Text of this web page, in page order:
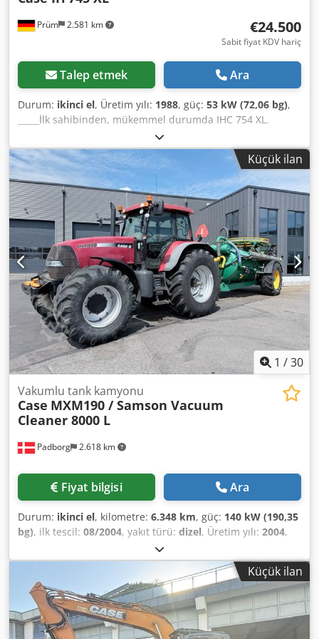
Prüm 2.581 km €24.500
Sabit fiyat KDV hariç
Talep etmek Ara
Durum: ikinci el, Üretim yılı: 1988, güç: 53 kW (72,06 bg),
_____İlk sahibinden, mükemmel durumda IHC 754 XL.
Çalışma saati: yaklaşık 8.600 Yapım yılı: 1988 Ön güç
kaldırma mekanizması Ön PTO (güç aktarma organı) 30
km/saat hızında vites kutusu Fiyat: 24.500,00 Euro (KDV
hariç) Depolama yeri: belirtilmemiş Djdpfjzdmutex Ahtokr
Küçük ilan
1 /30
Padborg 2.618 km
Vakumlu tank kamyonu
Case MXM190 / Samson Vacuum
Cleaner 8000 L
Fiyat bilgisi Ara
Durum: ikinci el, kilometre: 6.348 km, güç: 140 kW (190,35
bg), ilk tescil: 08/2004, yakıt türü: dizel, Üretim yılı: 2004,
Üretici: Case Model: MXM190 / Samson Vakum Tanker 8000
L Yıl: 2004 Durum: İyi Seri No: ACM231045 Ref. no: 8084
Kayıt tarihi: BG: 190 Çalışma saati: 6348 Şanzıman: Tam
powershift 19+6 Dizel depo: 1 Depo litre: 400 L Radyo: ?
Havalı koltuk: ? Disk fren: Yağlı frenler Lastik Ölçüsü:
600/65R25 + 650/75R38 - 520/70R34 Diş derinliği: %60 %90
Küçük ilan